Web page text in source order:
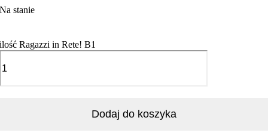
Na stanie
ilość Ragazzi in Rete! B1
Dodaj do koszyka